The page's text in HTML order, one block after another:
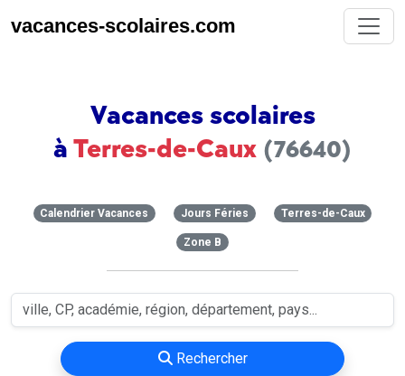
vacances-scolaires.com
Vacances scolaires
àTerres-de-Caux (76640)
Calendrier Vacances Jours Féries Terres-de-Caux
Zone B
Rechercher